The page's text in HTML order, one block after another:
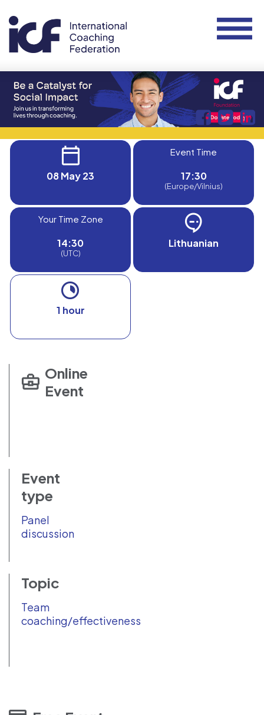
08 May 23
Event Time
17:30
(Europe/Vilnius)
Your Time Zone
14:30
(UTC)
Lithuanian
1 hour
Online
Event
Event
type
Panel
discussion
Topic
Team
coaching/effectiveness